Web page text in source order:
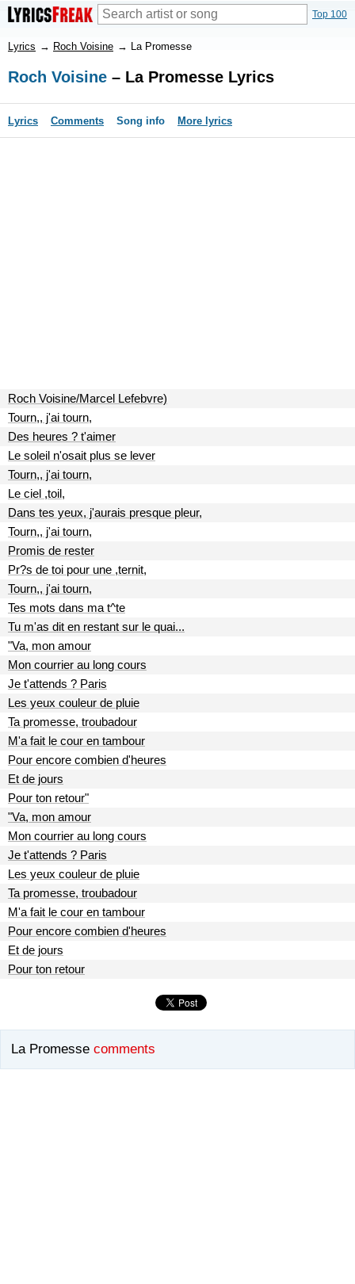
Top 100
Lyrics → Roch Voisine → La Promesse
Roch Voisine – La Promesse Lyrics
Lyrics Comments Song info More lyrics
Roch Voisine/Marcel Lefebvre)
Tourn,, j'ai tourn,
Des heures ? t'aimer
Le soleil n'osait plus se lever
Tourn,, j'ai tourn,
Le ciel ,toil,
Dans tes yeux, j'aurais presque pleur,
Tourn,, j'ai tourn,
Promis de rester
Pr?s de toi pour une ,ternit,
Tourn,, j'ai tourn,
Tes mots dans ma t^te
Tu m'as dit en restant sur le quai...
"Va, mon amour
Mon courrier au long cours
Je t'attends ? Paris
Les yeux couleur de pluie
Ta promesse, troubadour
M'a fait le cour en tambour
Pour encore combien d'heures
Et de jours
Pour ton retour"
"Va, mon amour
Mon courrier au long cours
Je t'attends ? Paris
Les yeux couleur de pluie
Ta promesse, troubadour
M'a fait le cour en tambour
Pour encore combien d'heures
Et de jours
Pour ton retour
La Promesse comments